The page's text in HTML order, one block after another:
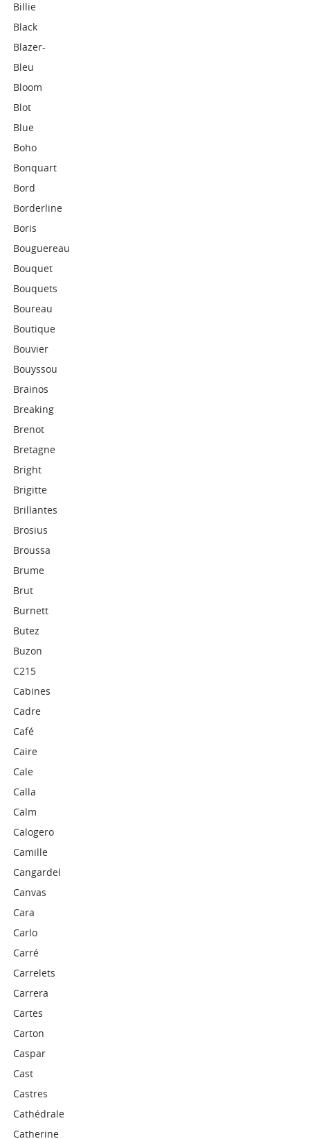
Billie
Black
Blazer-
Bleu
Bloom
Blot
Blue
Boho
Bonquart
Bord
Borderline
Boris
Bouguereau
Bouquet
Bouquets
Boureau
Boutique
Bouvier
Bouyssou
Brainos
Breaking
Brenot
Bretagne
Bright
Brigitte
Brillantes
Brosius
Broussa
Brume
Brut
Burnett
Butez
Buzon
C215
Cabines
Cadre
Café
Caire
Cale
Calla
Calm
Calogero
Camille
Cangardel
Canvas
Cara
Carlo
Carré
Carrelets
Carrera
Cartes
Carton
Caspar
Cast
Castres
Cathédrale
Catherine